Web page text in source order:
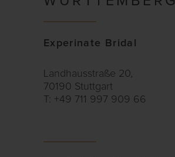
Experinate Bridal
Landhausstraße 20,
70190 Stuttgart
T: +49 711 997 909 66